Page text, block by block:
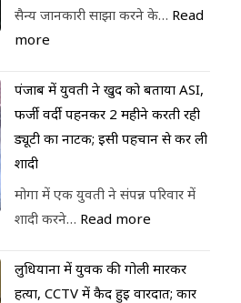
सैन्य जानकारी साझा करने के… Read
more
पंजाब में युवती ने खुद को बताया ASI,
फर्जी वर्दी पहनकर 2 महीने करती रही
ड्यूटी का नाटक; इसी पहचान से कर ली
शादी
मोगा में एक युवती ने संपन्न परिवार में
शादी करने… Read more
लुधियाना में युवक की गोली मारकर
हत्या, CCTV में कैद हुई वारदात; कार